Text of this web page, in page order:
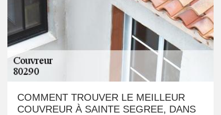
COMMENT TROUVER LE MEILLEUR
COUVREUR À SAINTE SEGREE, DANS